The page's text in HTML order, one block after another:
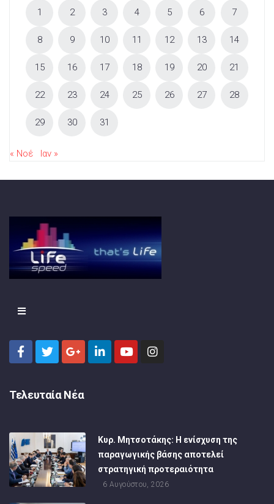
1 2 3 4 5 6 7
8 9 10 11 12 13 14
15 16 17 18 19 20 21
22 23 24 25 26 27 28
29 30 31
« Νοέ Ιαν »
Τελευταία Νέα
Κυρ. Μητσοτάκης: Η ενίσχυση της
παραγωγικής βάσης αποτελεί
στρατηγική προτεραιότητα
6 Αυγούστου, 2026